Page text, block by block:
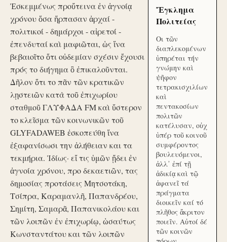
Ἐσκεμμένως προὔτεινα ἐν ἀγνοίᾳ
χρόνου ὅσα ἥρπασαν ἀρχαί -
πολιτικοί - δημάρχοι - αἱρετοί -
ἐπενδυταί καὶ μαφιῶται, ὡς ἵνα
βεβαιοῖτο ὅτι οὐδεμίαν σχέσιν ἔχουσι
πρός το διήγημα ὃ ἐπικαλοῦνται.
Δῆλον ὅτι το πᾶν τῶν κρατικῶν
λῃστειῶν κατὰ τοῦ ἐπιχωρίου
σταθμοῦ ΓΛΥΦΑΔΑ FM καὶ ὕστερον
το κλεῖσμα τῶν κοινωνικῶν τοῦ
GLYFADAWEB ἐσκοπεύθη ἵνα
ἐξαφανίσωσι την ἀλήθειαν και τα
τεκμήρια. Ἰδίως· εἴ τις ὑμῶν ᾔδει ἐν
ἀγνοία χρόνου, προ δεκαετιῶν, τας
δημοσίας προτάσεις Μητσοτάκη,
Τσίπρα, Καραμανλῆ, Παπανδρέου,
Σημίτη, Σαμαρᾶ, Παπανικολάου και
τῶν λοιπῶν ἐν ἐπιχωρίῳ, ὡσαύτως
Κωνσταντάτου και τῶν λοιπῶν
Ἔγκλημα
Πολιτείας
Οι τῶν
διαπλεκομένων
ὑπηρέται τήν
γνώμην καὶ
ψῆφον
τετρακισχιλίων
καὶ
πεντακοσίων
πολιτῶν
κατέλυσαν, οὐχ
ὑπέρ τοῦ κοινοῦ
συμφέροντος
βουλευόμενοι,
ἀλλ᾽ ἐπί τῇ
ἀδικίᾳ καὶ τῷ
ἀφανεῖ τά
πράγματα
διοικεῖν καί τό
πλῆθος ἄκριτον
ποιεῖν. Αὐτοί δέ
τῶν κοινῶν